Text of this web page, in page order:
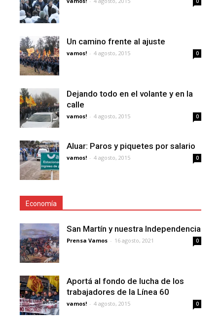
Un camino frente al ajuste
vamos! - 4 agosto, 2015 0
Dejando todo en el volante y en la
calle
vamos! - 4 agosto, 2015 0
Aluar: Paros y piquetes por salario
vamos! - 4 agosto, 2015 0
Economía
San Martín y nuestra Independencia
Prensa Vamos - 16 agosto, 2021 0
Aportá al fondo de lucha de los
trabajadores de la Línea 60
vamos! - 4 agosto, 2015 0